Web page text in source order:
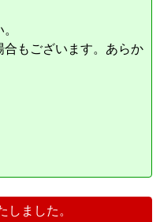
もございます。あらか
しました。